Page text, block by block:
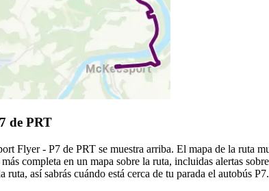
de PRT
Flyer - P7 de PRT se muestra arriba. El mapa de la ruta
completa en un mapa sobre la ruta, incluidas alertas
así sabrás cuándo está cerca de tu parada el autobús P7.